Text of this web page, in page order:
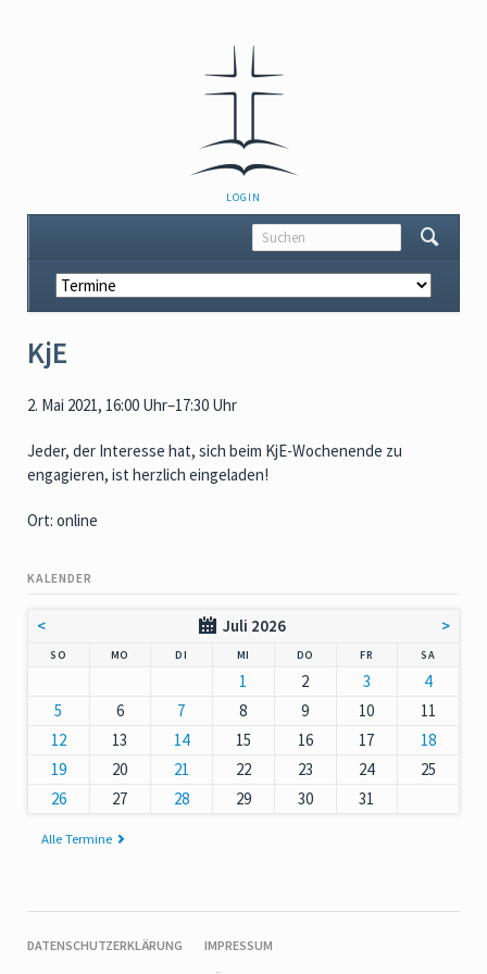
NAVIGATION
ÜBERSPRINGEN
LOGIN
Navigation
überspringen
KjE
2. Mai 2021, 16:00 Uhr–17:30 Uhr
Jeder, der Interesse hat, sich beim KjE-Wochenende zu
engagieren, ist herzlich eingeladen!
Ort: online
KALENDER
< Juli 2026 >
SO MO DI MI DO NNERSTAG
FR SAMSTAG
1 2 3
4
5
6 7 8 9 10
11
12
13 14 15 16 17
18
19
20 21 22 23 24
25
26
27 28 29 30 31
Alle Termine
NAVIGATION
DATENSCHUTZERKLÄRUNG
IMPRESSUM